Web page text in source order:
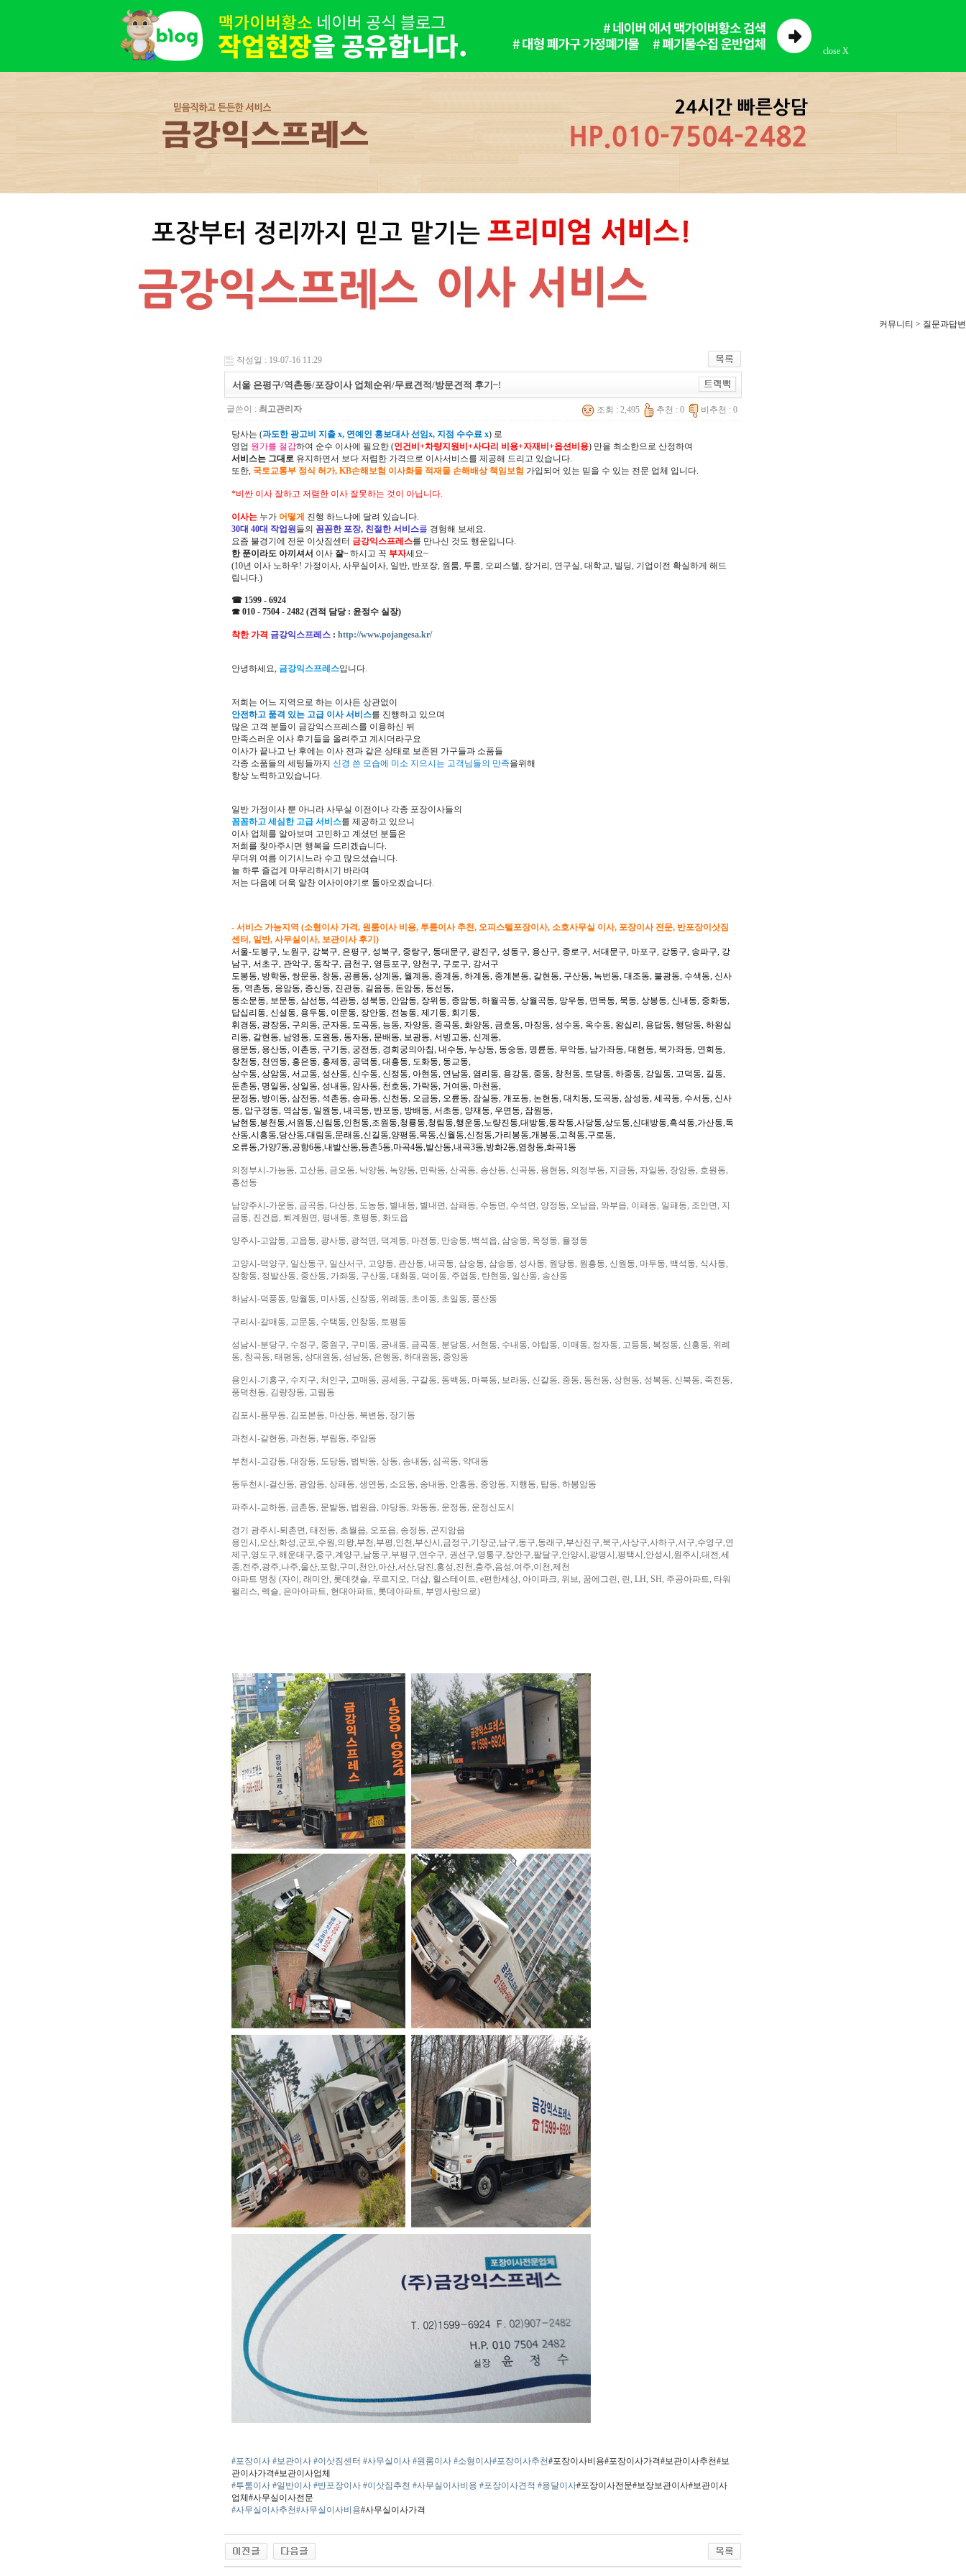
close X
커뮤니티 > 질문과답변
작성일 : 19-07-16 11:29
서울 은평구/역촌동/포장이사 업체순위/무료견적/방문견적 후기~!
글쓴이 : 최고관리자 조회 : 2,495 추천 : 0 비추천 : 0
당사는 (과도한 광고비 지출 x, 연예인 홍보대사 선임x, 지점 수수료 x) 로
영업 원가를 절감하여 순수 이사에 필요한 (인건비+차량지원비+사다리 비용+자재비+옵션비용) 만을 최소한으로 산정하여
서비스는 그대로 유지하면서 보다 저렴한 가격으로 이사서비스를 제공해 드리고 있습니다.
또한, 국토교통부 정식 허가, KB손해보험 이사화물 적재물 손해배상 책임보험 가입되어 있는 믿을 수 있는 전문 업체 입니다.
*비싼 이사 잘하고 저렴한 이사 잘못하는 것이 아닙니다.
이사는 누가 어떻게 진행 하느냐에 달려 있습니다.
30대 40대 작업원들의 꼼꼼한 포장, 친절한 서비스를 경험해 보세요.
요즘 불경기에 전문 이삿짐센터 금강익스프레스를 만나신 것도 행운입니다.
한 푼이라도 아끼셔서 이사 잘~ 하시고 꼭 부자세요~
(10년 이사 노하우! 가정이사, 사무실이사, 일반, 반포장, 원룸, 투룸, 오피스텔, 장거리, 연구실, 대학교, 빌딩, 기업이전 확실하게 해드
립니다.)
☎ 1599 - 6924
☎ 010 - 7504 - 2482 (견적 담당 : 윤정수 실장)
착한 가격 금강익스프레스 : http://www.pojangesa.kr/
안녕하세요, 금강익스프레스입니다.
저희는 어느 지역으로 하는 이사든 상관없이
안전하고 품격 있는 고급 이사 서비스를 진행하고 있으며
많은 고객 분들이 금강익스프레스를 이용하신 뒤
만족스러운 이사 후기들을 올려주고 계시더라구요
이사가 끝나고 난 후에는 이사 전과 같은 상태로 보존된 가구들과 소품들
각종 소품들의 세팅들까지 신경 쓴 모습에 미소 지으시는 고객님들의 만족을위해
항상 노력하고있습니다.
일반 가정이사 뿐 아니라 사무실 이전이나 각종 포장이사들의
꼼꼼하고 세심한 고급 서비스를 제공하고 있으니
이사 업체를 알아보며 고민하고 계셨던 분들은
저희를 찾아주시면 행복을 드리겠습니다.
무더위 여름 이기시느라 수고 많으셨습니다.
늘 하루 즐겁게 마무리하시기 바라며
저는 다음에 더욱 알찬 이사이야기로 돌아오겠습니다.
- 서비스 가능지역 (소형이사 가격, 원룸이사 비용, 투룸이사 추천, 오피스텔포장이사, 소호사무실 이사, 포장이사 전문, 반포장이삿짐
센터, 일반, 사무실이사, 보관이사 후기)
서울-도봉구, 노원구, 강북구, 은평구, 성북구, 중랑구, 동대문구, 광진구, 성동구, 용산구, 종로구, 서대문구, 마포구, 강동구, 송파구, 강
남구, 서초구, 관악구, 동작구, 금천구, 영등포구, 양천구, 구로구, 강서구
도봉동, 방학동, 쌍문동, 창동, 공릉동, 상계동, 월계동, 중계동, 하계동, 중계본동, 갈현동, 구산동, 녹번동, 대조동, 불광동, 수색동, 신사
동, 역촌동, 응암동, 증산동, 진관동, 길음동, 돈암동, 동선동,
동소문동, 보문동, 삼선동, 석관동, 성북동, 안암동, 장위동, 종암동, 하월곡동, 상월곡동, 망우동, 면목동, 묵동, 상봉동, 신내동, 중화동,
답십리동, 신설동, 용두동, 이문동, 장안동, 전농동, 제기동, 회기동,
휘경동, 광장동, 구의동, 군자동, 도곡동, 능동, 자양동, 중곡동, 화양동, 금호동, 마장동, 성수동, 옥수동, 왕십리, 용답동, 행당동, 하왕십
리동, 갈현동, 남영동, 도원동, 동자동, 문배동, 보광동, 서빙고동, 신계동,
용문동, 용산동, 이촌동, 구기동, 궁전동, 경희궁의아침, 내수동, 누상동, 동숭동, 명륜동, 무악동, 남가좌동, 대현동, 북가좌동, 연희동,
창천동, 천연동, 홍은동, 홍제동, 공덕동, 대흥동, 도화동, 동교동,
상수동, 상암동, 서교동, 성산동, 신수동, 신정동, 아현동, 연남동, 염리동, 용강동, 중동, 창천동, 토당동, 하중동, 강일동, 고덕동, 길동,
둔촌동, 명일동, 상일동, 성내동, 암사동, 천호동, 가락동, 거여동, 마천동,
문정동, 방이동, 삼전동, 석촌동, 송파동, 신천동, 오금동, 오륜동, 잠실동, 개포동, 논현동, 대치동, 도곡동, 삼성동, 세곡동, 수서동, 신사
동, 압구정동, 역삼동, 일원동, 내곡동, 반포동, 방배동, 서초동, 양재동, 우면동, 잠원동,
남현동,봉천동,서원동,신림동,인헌동,조원동,청룡동,청림동,행운동,노량진동,대방동,동작동,사당동,상도동,신대방동,흑석동,가산동,독
산동,시흥동,당산동,대림동,문래동,신길동,양평동,목동,신월동,신정동,가리봉동,개봉동,고척동,구로동,
오류동,가양7동,공항6동,내발산동,등촌5동,마곡4동,발산동,내곡3동,방화2동,염창동,화곡1동
의정부시-가능동, 고산동, 금오동, 낙양동, 녹양동, 민락동, 산곡동, 송산동, 신곡동, 용현동, 의정부동, 지금동, 자일동, 장암동, 호원동,
흥선동
남양주시-가운동, 금곡동, 다산동, 도농동, 별내동, 별내면, 삼패동, 수동면, 수석면, 양정동, 오남읍, 와부읍, 이패동, 일패동, 조안면, 지
금동, 진건읍, 퇴계원면, 평내동, 호평동, 화도읍
양주시-고암동, 고읍동, 광사동, 광적면, 덕계동, 마전동, 만송동, 백석읍, 삼숭동, 옥정동, 율정동
고양시-덕양구, 일산동구, 일산서구, 고양동, 관산동, 내곡동, 삼숭동, 삼송동, 성사동, 원당동, 원흥동, 신원동, 마두동, 백석동, 식사동,
장항동, 정발산동, 중산동, 가좌동, 구산동, 대화동, 덕이동, 주엽동, 탄현동, 일산동, 송산동
하남시-덕풍동, 망월동, 미사동, 신장동, 위례동, 초이동, 초일동, 풍산동
구리시-갈매동, 교문동, 수택동, 인창동, 토평동
성남시-분당구, 수정구, 중원구, 구미동, 궁내동, 금곡동, 분당동, 서현동, 수내동, 야탑동, 이매동, 정자동, 고등동, 복정동, 신흥동, 위례
동, 창곡동, 태평동, 상대원동, 성남동, 은행동, 하대원동, 중앙동
용인시-기흥구, 수지구, 처인구, 고매동, 공세동, 구갈동, 동백동, 마북동, 보라동, 신갈동, 중동, 동천동, 상현동, 성복동, 신북동, 죽전동,
풍덕천동, 김량장동, 고림동
김포시-풍무동, 김포본동, 마산동, 북변동, 장기동
과천시-갈현동, 과천동, 부림동, 주암동
부천시-고강동, 대장동, 도당동, 범박동, 상동, 송내동, 심곡동, 약대동
동두천시-걸산동, 광암동, 상패동, 생연동, 소요동, 송내동, 안흥동, 중앙동, 지행동, 탑동, 하봉암동
파주시-교하동, 금촌동, 문발동, 법원읍, 야당동, 와동동, 운정동, 운정신도시
경기 광주시-퇴촌면, 태전동, 초월읍, 오포읍, 송정동, 곤지암읍
용인시,오산,화성,군포,수원,의왕,부천,부평,인천,부산시,금정구,기장군,남구,동구,동래구,부산진구,북구,사상구,사하구,서구,수영구,연
제구,영도구,해운대구,중구,계양구,남동구,부평구,연수구, 권선구,영통구,장안구,팔달구,안양시,광명시,평택시,안성시,원주시,대전,세
종,전주,광주,나주,울산,포항,구미,천안,아산,서산,당진,홍성,진천,충주,음성,여주,이천,제천
아파트 명칭 (자이, 래미안, 롯데캣슬, 푸르지오, 더샵, 힐스테이트, e편한세상, 아이파크, 위브, 꿈에그린, 린, LH, SH, 주공아파트, 타워
팰리스, 렉슬, 은마아파트, 현대아파트, 롯데아파트, 부영사랑으로)
#포장이사 #보관이사 #이삿짐센터 #사무실이사 #원룸이사 #소형이사#포장이사추천#포장이사비용#포장이사가격#보관이사추천#보
관이사가격#보관이사업체
#투룸이사 #일반이사 #반포장이사 #이삿짐추천 #사무실이사비용 #포장이사견적 #용달이사​#포장이사전문#보장보관이사#보관이사
업체#사무실이사전문
#사무실이사추천#사무실이사비용#사무실이사가격